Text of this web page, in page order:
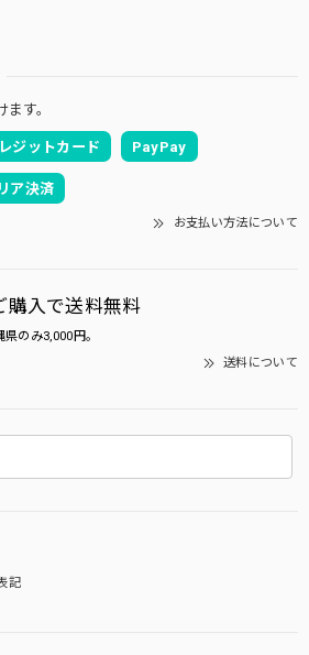
す。
ジットカード PayPay
ア決済
お支払い方法について
購入で送料無料
のみ3,000円。
送料について
記